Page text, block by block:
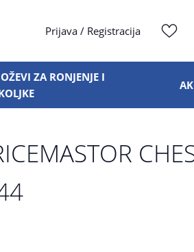
Prijava / Registracija
ZA RONJENJE I